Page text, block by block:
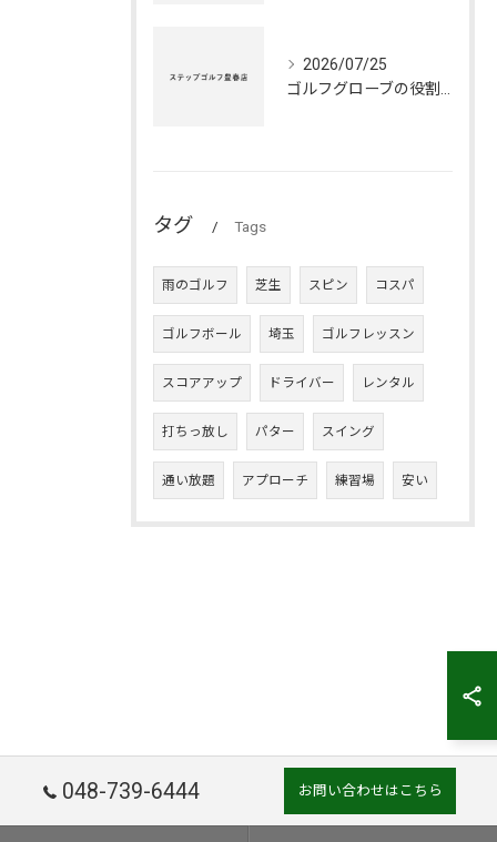
2026/07/25
タグ Tags
雨のゴルフ 芝生 スピン コスパ
ゴルフボール 埼玉 ゴルフレッスン
スコアアップ ドライバー レンタル
打ちっ放し パター スイング
通い放題 アプローチ 練習場 安い
048-739-6444 お問い合わせはこちら